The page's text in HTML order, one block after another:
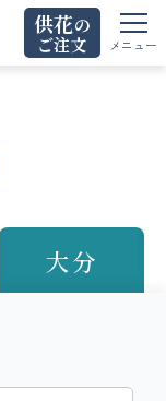
供花の
ご注文
メニュー
大分